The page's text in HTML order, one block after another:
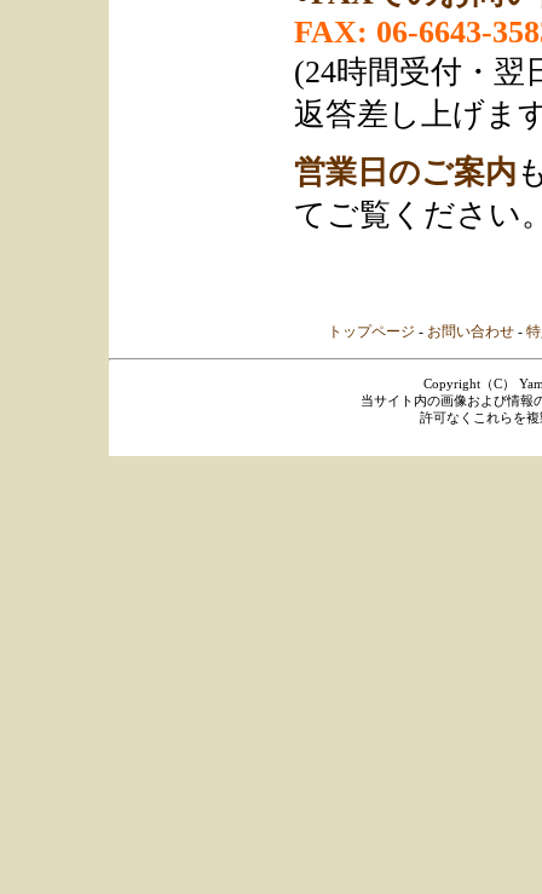
FAX: 06-6643-
(24時間受付・翌
返答差し上げま
営業日のご案内
てご覧ください
トップページ - お問い合わせ -
Copyright（C）
当サイト内の画像および情報
許可なくこれらを